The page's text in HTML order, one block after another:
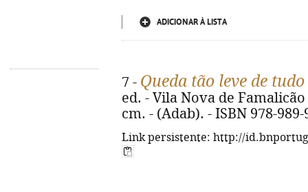
ADICIONAR À LISTA
7 - Queda tão leve de tudo
ed. - Vila Nova de
cm. - (Adab). - ISBN 978-989-
Link persistente: http://